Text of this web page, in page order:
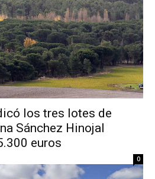
los tres lotes de
Sánchez Hinojal
euros
0